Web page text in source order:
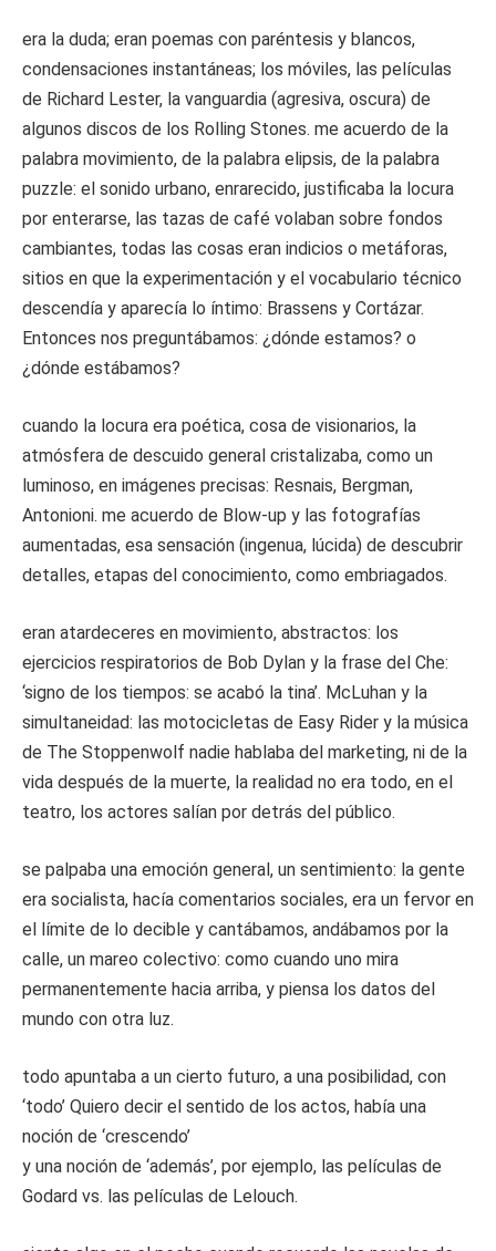
era la duda; eran poemas con paréntesis y blancos,
condensaciones instantáneas; los móviles, las películas
de Richard Lester, la vanguardia (agresiva, oscura) de
algunos discos de los Rolling Stones. me acuerdo de la
palabra movimiento, de la palabra elipsis, de la palabra
puzzle: el sonido urbano, enrarecido, justificaba la locura
por enterarse, las tazas de café volaban sobre fondos
cambiantes, todas las cosas eran indicios o metáforas,
sitios en que la experimentación y el vocabulario técnico
descendía y aparecía lo íntimo: Brassens y Cortázar.
Entonces nos preguntábamos: ¿dónde estamos? o
¿dónde estábamos?
cuando la locura era poética, cosa de visionarios, la
atmósfera de descuido general cristalizaba, como un
luminoso, en imágenes precisas: Resnais, Bergman,
Antonioni. me acuerdo de Blow-up y las fotografías
aumentadas, esa sensación (ingenua, lúcida) de descubrir
detalles, etapas del conocimiento, como embriagados.
eran atardeceres en movimiento, abstractos: los
ejercicios respiratorios de Bob Dylan y la frase del Che:
‘signo de los tiempos: se acabó la tina’. McLuhan y la
simultaneidad: las motocicletas de Easy Rider y la música
de The Stoppenwolf nadie hablaba del marketing, ni de la
vida después de la muerte, la realidad no era todo, en el
teatro, los actores salían por detrás del público.
se palpaba una emoción general, un sentimiento: la gente
era socialista, hacía comentarios sociales, era un fervor en
el límite de lo decible y cantábamos, andábamos por la
calle, un mareo colectivo: como cuando uno mira
permanentemente hacia arriba, y piensa los datos del
mundo con otra luz.
todo apuntaba a un cierto futuro, a una posibilidad, con
‘todo’ Quiero decir el sentido de los actos, había una
noción de ‘crescendo’
y una noción de ‘además’, por ejemplo, las películas de
Godard vs. las películas de Lelouch.